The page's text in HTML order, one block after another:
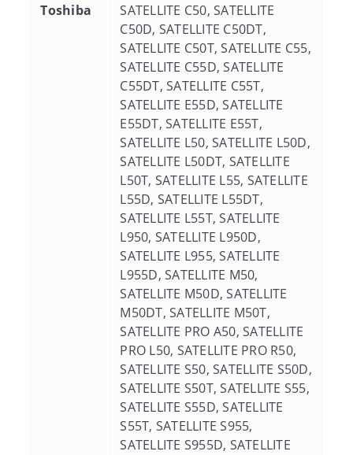
Toshiba
SATELLITE C50, SATELLITE
C50D, SATELLITE C50DT,
SATELLITE C50T, SATELLITE C55,
SATELLITE C55D, SATELLITE
C55DT, SATELLITE C55T,
SATELLITE E55D, SATELLITE
E55DT, SATELLITE E55T,
SATELLITE L50, SATELLITE L50D,
SATELLITE L50DT, SATELLITE
L50T, SATELLITE L55, SATELLITE
L55D, SATELLITE L55DT,
SATELLITE L55T, SATELLITE
L950, SATELLITE L950D,
SATELLITE L955, SATELLITE
L955D, SATELLITE M50,
SATELLITE M50D, SATELLITE
M50DT, SATELLITE M50T,
SATELLITE PRO A50, SATELLITE
PRO L50, SATELLITE PRO R50,
SATELLITE S50, SATELLITE S50D,
SATELLITE S50T, SATELLITE S55,
SATELLITE S55D, SATELLITE
S55T, SATELLITE S955,
SATELLITE S955D, SATELLITE